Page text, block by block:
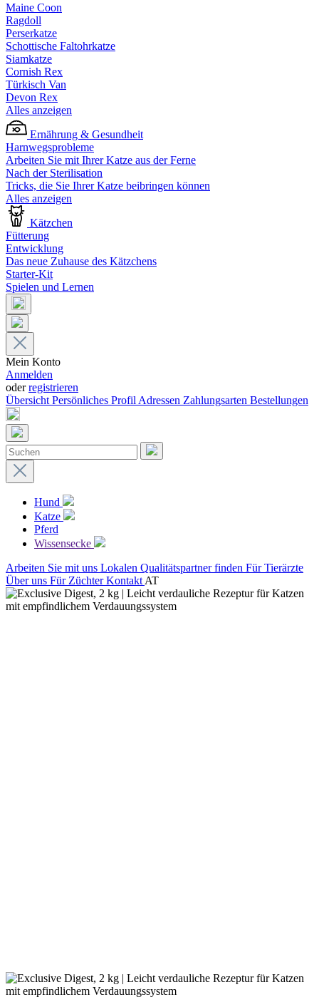
Maine Coon
Ragdoll
Perserkatze
Schottische Faltohrkatze
Siamkatze
Cornish Rex
Türkisch Van
Devon Rex
Alles anzeigen
Ernährung & Gesundheit
Harnwegsprobleme
Arbeiten Sie mit Ihrer Katze aus der Ferne
Nach der Sterilisation
Tricks, die Sie Ihrer Katze beibringen können
Alles anzeigen
Kätzchen
Fütterung
Entwicklung
Das neue Zuhause des Kätzchens
Starter-Kit
Spielen und Lernen
Mein Konto
Anmelden
oderregistrieren
Übersicht Persönliches Profil Adressen Zahlungsarten Bestellungen
Hund
Katze
Pferd
Wissensecke
Arbeiten Sie mit uns Lokalen Qualitätspartner finden Für Tierärzte
Über uns Für ZüchterKontakt AT